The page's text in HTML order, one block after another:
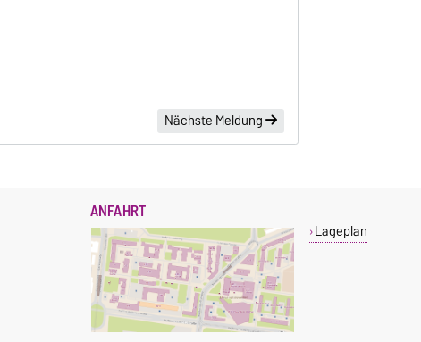
Nächste Meldung
ANFAHRT
Lageplan